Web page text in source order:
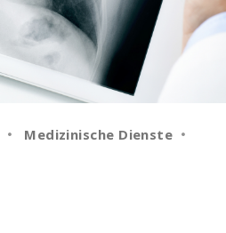
Medizinische Dienste